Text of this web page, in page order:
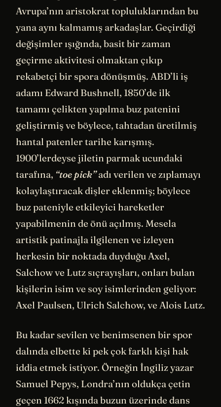
Avrupa’nın aristokrat topluluklarından bu
yana aynı kalmamış arkadaşlar. Geçirdiği
değişimler ışığında, basit bir zaman
geçirme aktivitesi olmaktan çıkıp
rekabetçi bir spora dönüşmüş. ABD’li iş
adamı Edward Bushnell, 1850’de ilk
tamamı çelikten yapılma buz patenini
geliştirmiş ve böylece, tahtadan üretilmiş
hantal patenler tarihe karışmış.
1900’lerdeyse jiletin parmak ucundaki
tarafına, “toe pick”adı verilen ve zıplamayı
kolaylaştıracak dişler eklenmiş; böylece
buz pateniyle etkileyici hareketler
yapabilmenin de önü açılmış. Mesela
artistik patinajla ilgilenen ve izleyen
herkesin bir noktada duyduğu Axel,
Salchow ve Lutz sıçrayışları, onları bulan
kişilerin isim ve soy isimlerinden geliyor:
Axel Paulsen, Ulrich Salchow, ve Alois Lutz.
Bu kadar sevilen ve benimsenen bir spor
dalında elbette ki pek çok farklı kişi hak
iddia etmek istiyor. Örneğin İngiliz yazar
Samuel Pepys, Londra’nın oldukça çetin
geçen 1662 kışında buzun üzerinde dans